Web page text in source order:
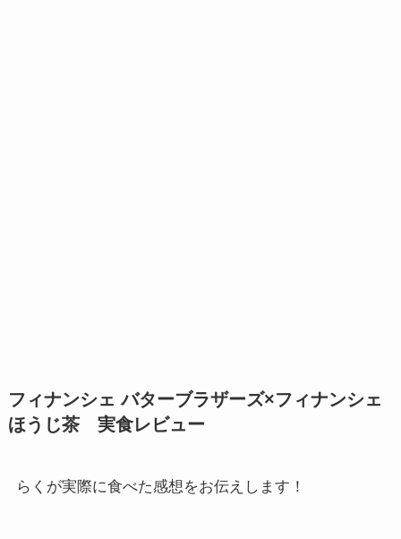
フィナンシェ バターブラザーズ×フィナンシェ
ほうじ茶 実食レビュー
らくが実際に食べた感想をお伝えします！